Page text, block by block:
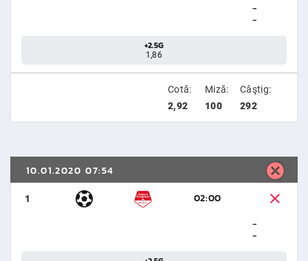
-
-
+2.5G
1,86
Cotă:
2,92
Miză:
100
Câştig:
292
10.01.2020 07:54
1
02:00
-
-